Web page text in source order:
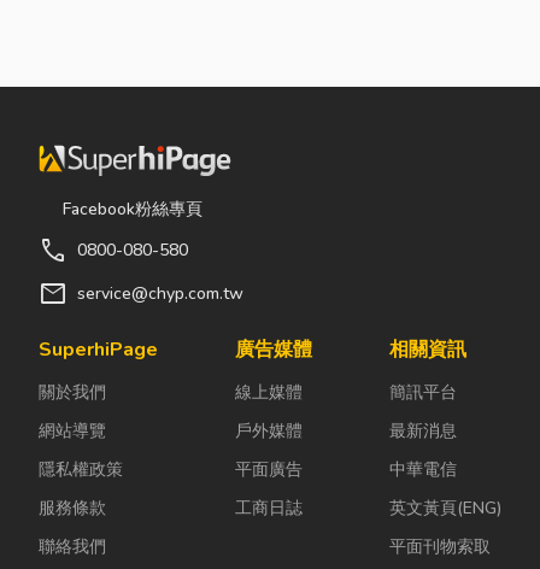
候？」、「七
該買什
麼？」。相較
於西洋情人
了東方的浪漫
色彩與儀式
著生活節奏加
因工作繁忙而
忘記節日，或
是苦惱於「七
式，常見的形
貸款（留
產抵押，借款
用車輛，但每
本息。 汽...
要求提供「碳
真的需要找
嗎？」 其
實，...
Facebook粉絲專頁
call 0800-080-580
mail service@chyp.com.tw
SuperhiPage
關於我們
網站導覽
隱私權政策
服務條款
聯絡我們
廣告媒體
線上媒體
戶外媒體
平面廣告
工商日誌
相關資訊
簡訊平台
最新消息
中華電信
英文黃頁(ENG)
平面刊物索取